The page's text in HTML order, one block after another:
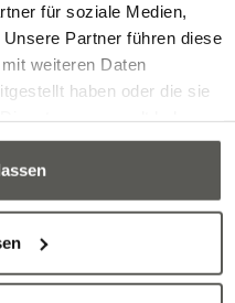
für soziale Medien,
Partner führen diese
weiteren Daten
haben oder die sie